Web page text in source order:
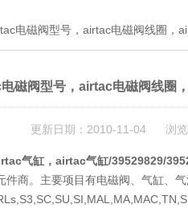
电磁阀型号，airtac电磁阀线圈，
磁阀型号，airtac电磁阀线圈
更新日期：2010-11-04 浏览
气缸，airtac气缸/39529829/
商。主要项目有电磁阀、气缸、